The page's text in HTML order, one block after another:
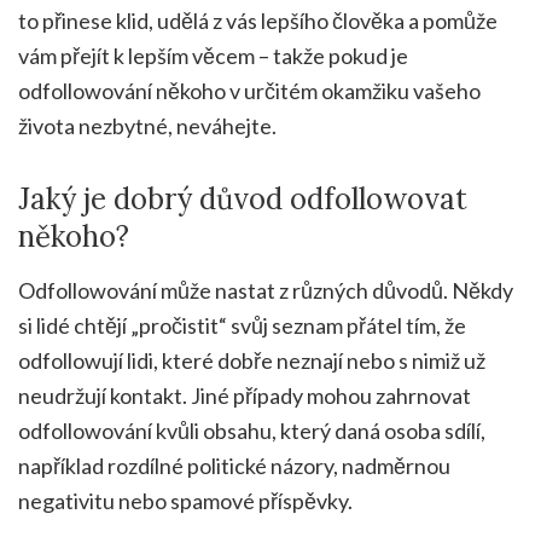
to přinese klid, udělá z vás lepšího člověka a pomůže
vám přejít k lepším věcem – takže pokud je
odfollowování někoho v určitém okamžiku vašeho
života nezbytné, neváhejte.
Jaký je dobrý důvod odfollowovat
někoho?
Odfollowování může nastat z různých důvodů. Někdy
si lidé chtějí „pročistit“ svůj seznam přátel tím, že
odfollowují lidi, které dobře neznají nebo s nimiž už
neudržují kontakt. Jiné případy mohou zahrnovat
odfollowování kvůli obsahu, který daná osoba sdílí,
například rozdílné politické názory, nadměrnou
negativitu nebo spamové příspěvky.